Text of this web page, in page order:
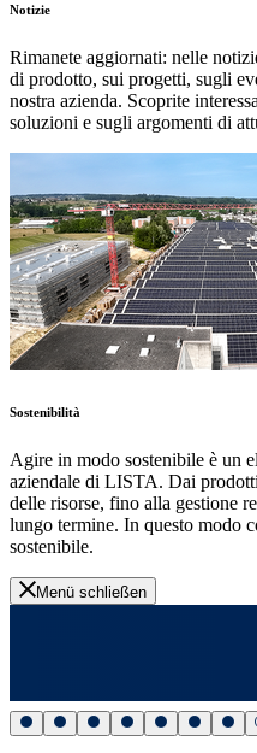
Notizie
Rimanete aggiornati: nelle
di prodotto, sui progetti, sugli
nostra azienda. Scoprite
soluzioni e sugli argomenti di
Sostenibilità
Agire in modo sostenibile è un
aziendale di LISTA. Dai
delle risorse, fino alla gestione
lungo termine. In questo modo
sostenibile.
Menü schließen